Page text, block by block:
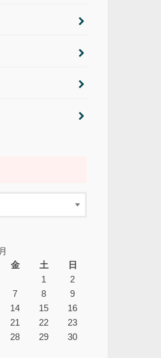
金 土
日
1
2
7 8
9
14 15
16
21 22
23
28 29
30